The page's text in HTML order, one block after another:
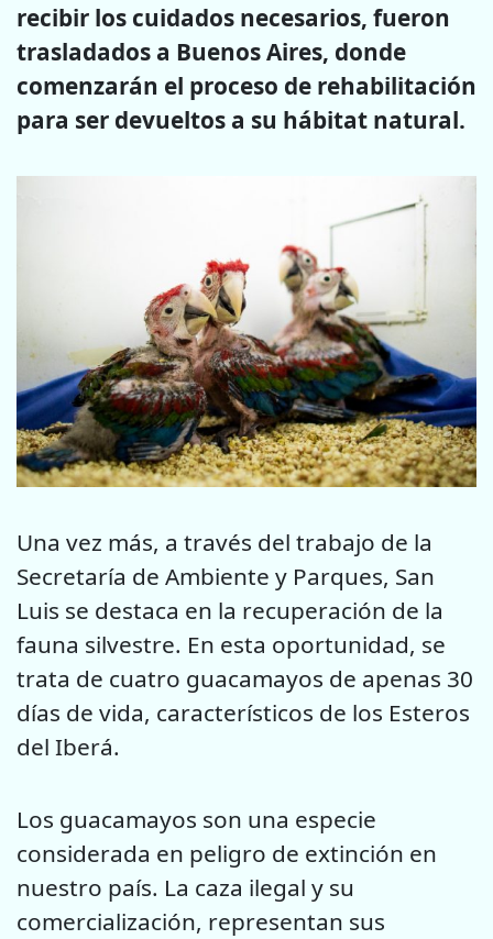
recibir los cuidados necesarios, fueron
trasladados a Buenos Aires, donde
comenzarán el proceso de rehabilitación
para ser devueltos a su hábitat natural.
Una vez más, a través del trabajo de la
Secretaría de Ambiente y Parques, San
Luis se destaca en la recuperación de la
fauna silvestre. En esta oportunidad, se
trata de cuatro guacamayos de apenas 30
días de vida, característicos de los Esteros
del Iberá.
Los guacamayos son una especie
considerada en peligro de extinción en
nuestro país. La caza ilegal y su
comercialización, representan sus